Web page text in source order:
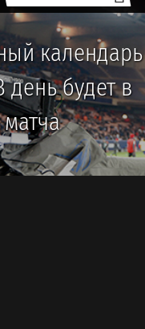
календарь
день будет в